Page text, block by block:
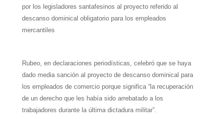
s
A
p
g
r
m
t
e
s
t
b
k
l
e
por los legisladores santafesinos al proyecto referido al
descanso dominical obligatorio para los empleados
mercantiles
Rubeo, en declaraciones periodísticas, celebró que se haya
dado media sanción al proyecto de descanso dominical para
los empleados de comercio porque significa “la recuperación
de un derecho que les había sido arrebatado a los
trabajadores durante la última dictadura militar”.